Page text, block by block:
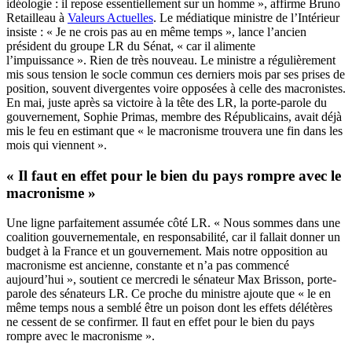
idéologie : il repose essentiellement sur un homme », affirme Bruno
Retailleau à Valeurs Actuelles. Le médiatique ministre de l’Intérieur
insiste : « Je ne crois pas au en même temps », lance l’ancien
président du groupe LR du Sénat, « car il alimente
l’impuissance ». Rien de très nouveau. Le ministre a régulièrement
mis sous tension le socle commun ces derniers mois par ses prises de
position, souvent divergentes voire opposées à celle des macronistes.
En mai, juste après sa victoire à la tête des LR, la porte-parole du
gouvernement, Sophie Primas, membre des Républicains, avait déjà
mis le feu en estimant que « le macronisme trouvera une fin dans les
mois qui viennent ».
« Il faut en effet pour le bien du pays rompre avec le
macronisme »
Une ligne parfaitement assumée côté LR. « Nous sommes dans une
coalition gouvernementale, en responsabilité, car il fallait donner un
budget à la France et un gouvernement. Mais notre opposition au
macronisme est ancienne, constante et n’a pas commencé
aujourd’hui », soutient ce mercredi le sénateur Max Brisson, porte-
parole des sénateurs LR. Ce proche du ministre ajoute que « le en
même temps nous a semblé être un poison dont les effets délétères
ne cessent de se confirmer. Il faut en effet pour le bien du pays
rompre avec le macronisme ».